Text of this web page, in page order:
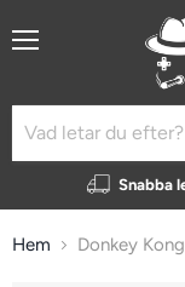
Snabba
Hem Donkey